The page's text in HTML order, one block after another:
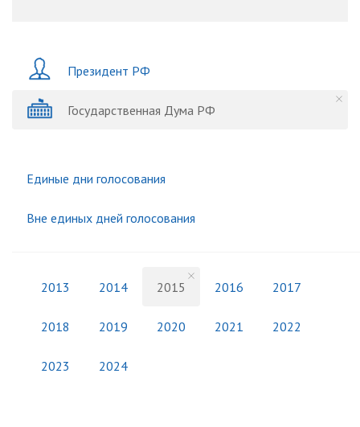
Президент РФ
Государственная Дума РФ
Единые дни голосования
Вне единых дней голосования
2013 2014 2015 2016 2017
2018 2019 2020 2021 2022
2023 2024